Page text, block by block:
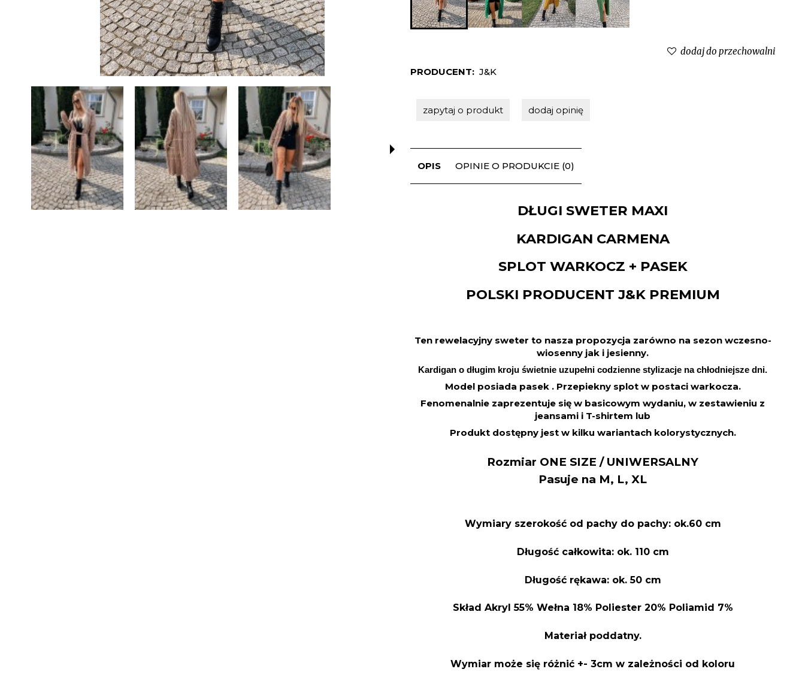
pojawił się w sprzedaży.
dodaj do przechowalni
PRODUCENT: J&K
zapytaj o produkt dodaj opinię
OPIS OPINIE O PRODUKCIE (0)
DŁUGI SWETER MAXI
KARDIGAN CARMENA
SPLOT WARKOCZ + PASEK
POLSKI PRODUCENT J&K PREMIUM
Ten rewelacyjny sweter to nasza propozycja zarówno na sezon wczesno-
wiosenny jak i jesienny.
Kardigan o długim kroju świetnie uzupełni codzienne stylizacje na chłodniejsze dni.
Model posiada pasek . Przepiekny splot w postaci warkocza.
Fenomenalnie zaprezentuje się w basicowym wydaniu, w zestawieniu z
jeansami i T-shirtem lub
Produkt dostępny jest w kilku wariantach kolorystycznych.
Rozmiar ONE SIZE / UNIWERSALNY
Pasuje na M, L, XL
Wymiary szerokość od pachy do pachy: ok.60 cm
Długość całkowita: ok. 110 cm
Długość rękawa: ok. 50 cm
S kład Akryl 55% Wełna 18% Poliester 20% Poliamid 7%
Materiał poddatny.
Wymiar może się różnić +- 3cm w zależności od koloru